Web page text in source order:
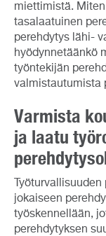
miettimistä.
tasalaatuinen
perehdytys lähi-
hyödynnetäänkö
työntekijän
valmistautumista
Varmista
ja laatu
jokaiseen
työskennellään,
perehdytyksen